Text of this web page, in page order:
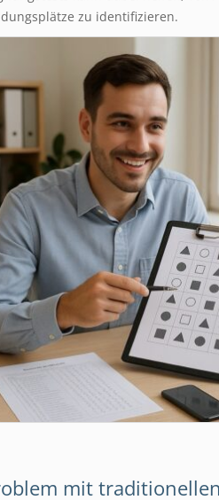
zu identifizieren.
mit